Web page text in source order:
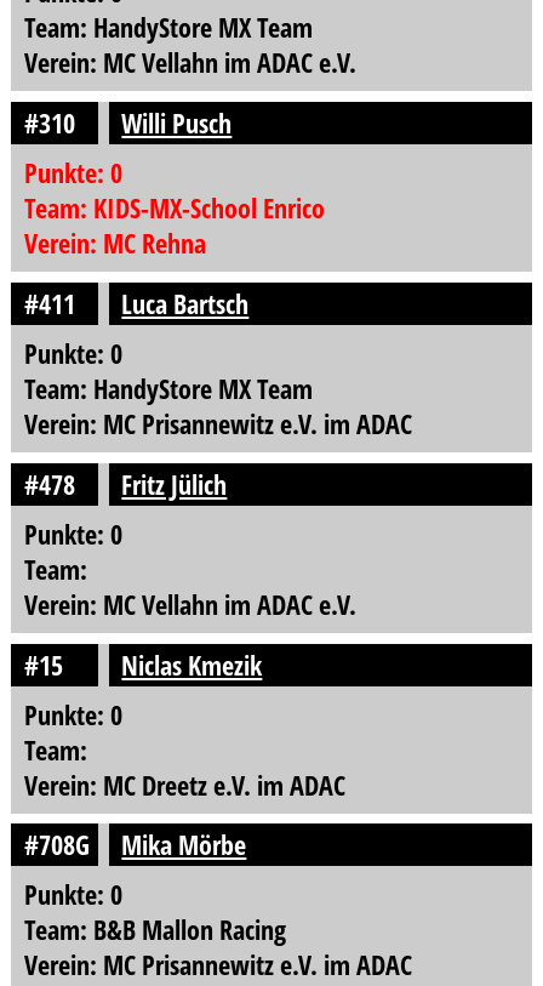
Team: HandyStore MX Team
Verein: MC Vellahn im ADAC e.V.
#310
Willi Pusch
Punkte: 0
Team: KIDS-MX-School Enrico
Verein: MC Rehna
#411
Luca Bartsch
Punkte: 0
Team: HandyStore MX Team
Verein: MC Prisannewitz e.V. im ADAC
#478
Fritz Jülich
Punkte: 0
Team:
Verein: MC Vellahn im ADAC e.V.
#15
Niclas Kmezik
Punkte: 0
Team:
Verein: MC Dreetz e.V. im ADAC
#708G
Mika Mörbe
Punkte: 0
Team: B&B Mallon Racing
Verein: MC Prisannewitz e.V. im ADAC